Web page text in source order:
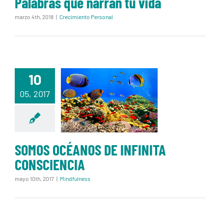
marzo 4th, 2018 | Crecimiento Personal
10
05, 2017
SOMOS
OCÉANOS DE
INFINITA
CONSCIENCIA
SOMOS OCÉANOS DE INFINITA
CONSCIENCIA
mayo 10th, 2017 | Mindfulness